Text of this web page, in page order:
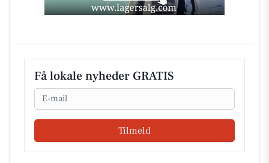
Få lokale nyheder GRATIS
Email
Tilmeld